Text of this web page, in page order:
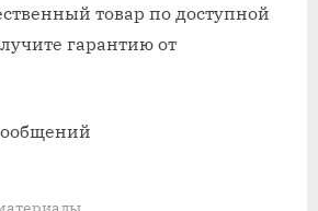
товар по доступной
гарантию от